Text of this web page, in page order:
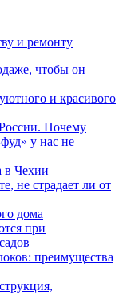
и ремонту
чтобы он
и красивого
Почему
у нас не
в Чехии
не страдает ли от
дома
при
преимущества